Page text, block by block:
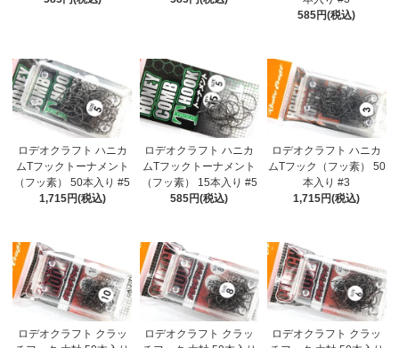
585円(税込)
ロデオクラフト ハニカ
ムTフックトーナメント
（フッ素） 50本入り #5
1,715円(税込)
ロデオクラフト ハニカ
ムTフックトーナメント
（フッ素） 15本入り #5
585円(税込)
ロデオクラフト ハニカ
ムTフック（フッ素） 50
本入り #3
1,715円(税込)
ロデオクラフト クラッ
ロデオクラフト クラッ
ロデオクラフト クラッ